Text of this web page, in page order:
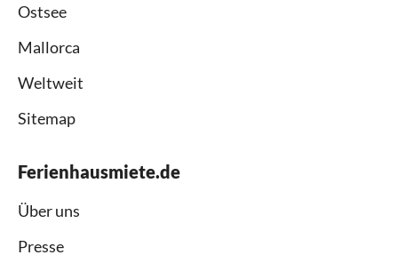
Ostsee
Mallorca
Weltweit
Sitemap
Ferienhausmiete.de
Über uns
Presse